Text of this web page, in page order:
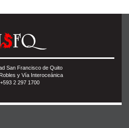
San Francisco de Quito
y Vía Interoceánica
+593 2 297 1700